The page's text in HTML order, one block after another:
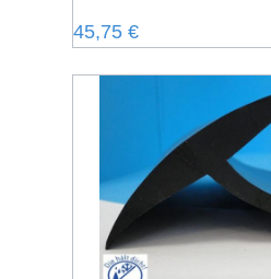
Regulärer Preis:
45,75 €